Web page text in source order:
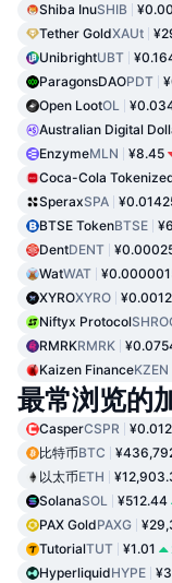
Shiba InuSHIB
Tether GoldXAUt
UnibrightUBT
ParagonsDAOPDT
Open LootOL
Australian Digital
EnzymeMLN ¥8.45
Coca-Cola
SperaxSPA
BTSE TokenBTSE
DentDENT
WatWAT
XYROXYRO
Niftyx Protocol
RMRKRMRK
Kaizen FinanceKZEN
最常浏览的
CasperCSPR
比特币BTC
以太币ETH
SolanaSOL ¥512.44
PAX GoldPAXG
TutorialTUT ¥1.01
HyperliquidHYPE